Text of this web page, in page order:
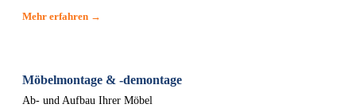
Mehr erfahren →
Möbelmontage & -demontage
Ab- und Aufbau Ihrer Möbel